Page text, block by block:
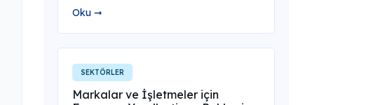
Oku ➞
SEKTÖRLER
Markalar ve İşletmeler için